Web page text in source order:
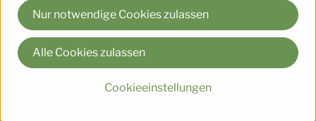
Hersteller: SOF
Deutschland
SOTO
Cookieeinstellungen
Nur notwendige Cookies zulassen
Alle Cookies zulassen